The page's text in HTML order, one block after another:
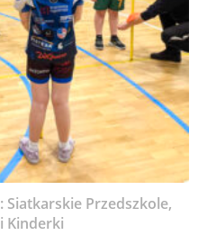
Przedszkole,
Kinderki